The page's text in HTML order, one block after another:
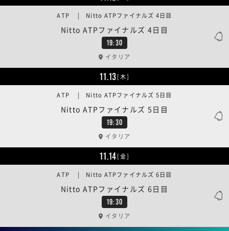
19:30
Nitto ATPファイナルズ 4日目
ATP | Nitto ATPファイナルズ 4日目
イタリア
11.13[木]
19:30
Nitto ATPファイナルズ 5日目
ATP | Nitto ATPファイナルズ 5日目
イタリア
11.14[金]
19:30
Nitto ATPファイナルズ 6日目
ATP | Nitto ATPファイナルズ 6日目
イタリア